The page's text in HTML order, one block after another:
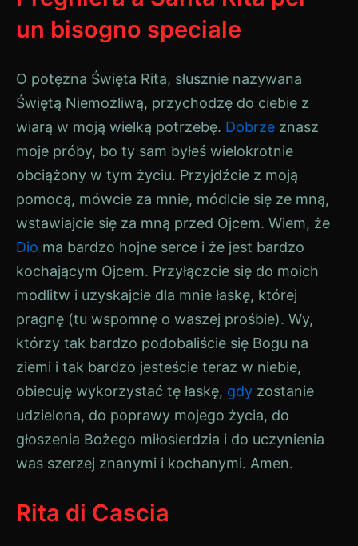
un bisogno speciale
O potężna Święta Rita, słusznie nazywana
Świętą Niemożliwą, przychodzę do ciebie z
wiarą w moją wielką potrzebę. Dobrze znasz
moje próby, bo ty sam byłeś wielokrotnie
obciążony w tym życiu. Przyjdźcie z moją
pomocą, mówcie za mnie, módlcie się ze mną,
wstawiajcie się za mną przed Ojcem. Wiem, że
Dio ma bardzo hojne serce i że jest bardzo
kochającym Ojcem. Przyłączcie się do moich
modlitw i uzyskajcie dla mnie łaskę, której
pragnę (tu wspomnę o waszej prośbie). Wy,
którzy tak bardzo podobaliście się Bogu na
ziemi i tak bardzo jesteście teraz w niebie,
obiecuję wykorzystać tę łaskę, gdy zostanie
udzielona, do poprawy mojego życia, do
głoszenia Bożego miłosierdzia i do uczynienia
was szerzej znanymi i kochanymi. Amen.
Rita di Cascia